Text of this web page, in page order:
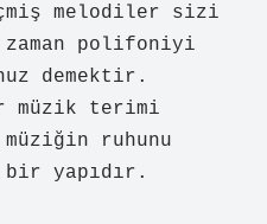
melodiler sizi
polifoniyi
demektir.
müzik terimi
ruhunu
yapıdır.